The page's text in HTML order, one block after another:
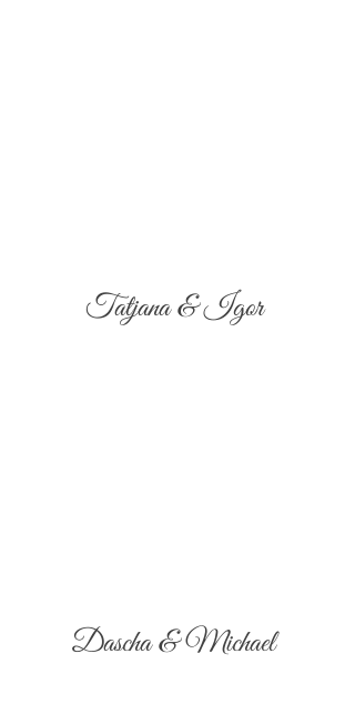
Tatjana & Igor
Dascha & Michael